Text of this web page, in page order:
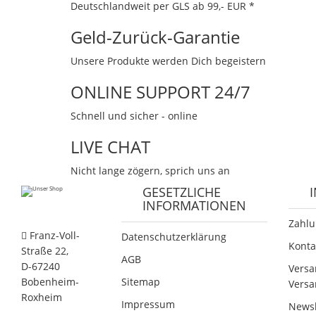
Deutschlandweit per GLS ab 99,- EUR *
Geld-Zurück-Garantie
Unsere Produkte werden Dich begeistern
ONLINE SUPPORT 24/7
Schnell und sicher - online
LIVE CHAT
Nicht lange zögern, sprich uns an
Franz-Voll-
Straße 22,
D-67240
Bobenheim-
Roxheim
GESETZLICHE
INFORMATIONEN
Datenschutzerklärung
AGB
Sitemap
Impressum